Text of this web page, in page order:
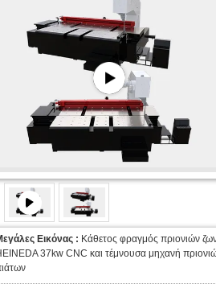
Εικόνας : Κάθετος φραγμός πριονιών
37kw CNC και τέμνουσα μηχανή